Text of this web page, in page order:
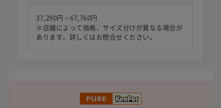
37,290円～67,760円
※店舗によって価格、サイズ分けが異なる場合が
あります。詳しくはお問合せください。